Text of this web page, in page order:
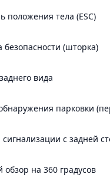
положения тела (ESC)
безопасности (шторка)
вида
парковки
с задней
обзор на 360 градусов